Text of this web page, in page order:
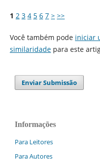
1 2 3 4 5 6 7 > >>
Você também pode iniciar
similaridadepara este
Enviar Submissão
Informações
Para Leitores
Para Autores